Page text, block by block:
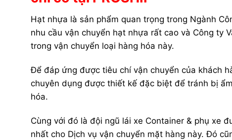
Hạt nhựa là sản phẩm quan trọng trong Ngành
nhu cầu vận chuyển hạt nhựa rất cao và Công ty
trong vận chuyển loại hàng hóa này.
Để đáp ứng được tiêu chí vận chuyển của khách
chuyên dụng được thiết kế đặc biệt để tránh bị
hóa.
Cùng với đó là đội ngũ lái xe Container & phụ xe
nhất cho Dịch vụ vận chuyển mặt hàng này. Đó